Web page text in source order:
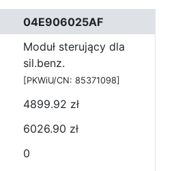
04E906025AF
Moduł sterujący dla
sil.benz.
[PKWiU/CN: 85371098]
4899.92 zł
6026.90 zł
0